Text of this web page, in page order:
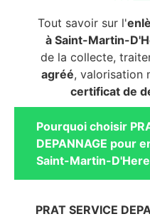
Tout savoir sur l'
à Saint-Martin-
de la collecte,
agréé, valorisation
certificat de
Pourquoi choisir
DEPANNAGE pour
Saint-Martin-
PRAT SERVICE